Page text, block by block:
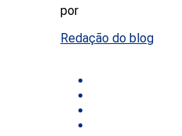
por
Redação do blog